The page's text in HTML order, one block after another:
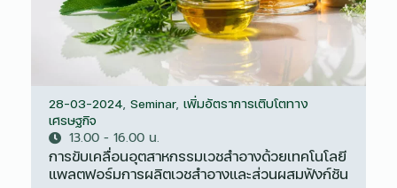
28-03-2024, Seminar, เพิ่มอัตราการเติบโตทาง
เศรษฐกิจ
13.00 - 16.00 น.
การขับเคลื่อนอุตสาหกรรมเวชสำอางด้วยเทคโนโลยี
แพลตฟอร์มการผลิตเวชสำอางและส่วนผสมฟังก์ชัน